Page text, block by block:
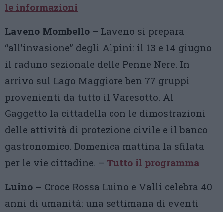
le informazioni
Laveno Mombello – Laveno si prepara
“all’invasione” degli Alpini: il 13 e 14 giugno
il raduno sezionale delle Penne Nere. In
arrivo sul Lago Maggiore ben 77 gruppi
provenienti da tutto il Varesotto. Al
Gaggetto la cittadella con le dimostrazioni
delle attività di protezione civile e il banco
gastronomico. Domenica mattina la sfilata
per le vie cittadine. – Tutto il programma
Luino – Croce Rossa Luino e Valli celebra 40
anni di umanità: una settimana di eventi